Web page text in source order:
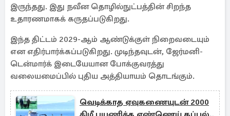
இருந்தது. இது நவீன தொழில்நுட்பத்தின் சிறந்த
உதாரணமாகக் கருதப்படுகிறது.
இந்த திட்டம் 2029-ஆம் ஆண்டுக்குள் நிறைவடையும்
என எதிர்பார்க்கப்படுகிறது. முடிந்தவுடன், ஜேர்மனி-
டென்மார்க் இடையேயான போக்குவரத்து
வலையமைப்பில் புதிய அத்தியாயம் தொடங்கும்.
வெடிக்காத ஏவுகணையுடன் 2000